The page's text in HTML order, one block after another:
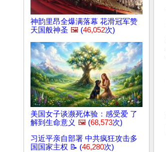
神韵里昂全爆满落幕 花滑冠军赞
天国般神圣 🖼️ (46,052次)
美国女子谈濒死体验：感受爱 了
解到生命意义 🖼️ (68,573次)
习近平亲自部署 中共疯狂攻击多
国国家主权 📝 (46,280次)